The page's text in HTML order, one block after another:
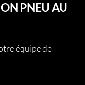
PNEU AU
équipe de